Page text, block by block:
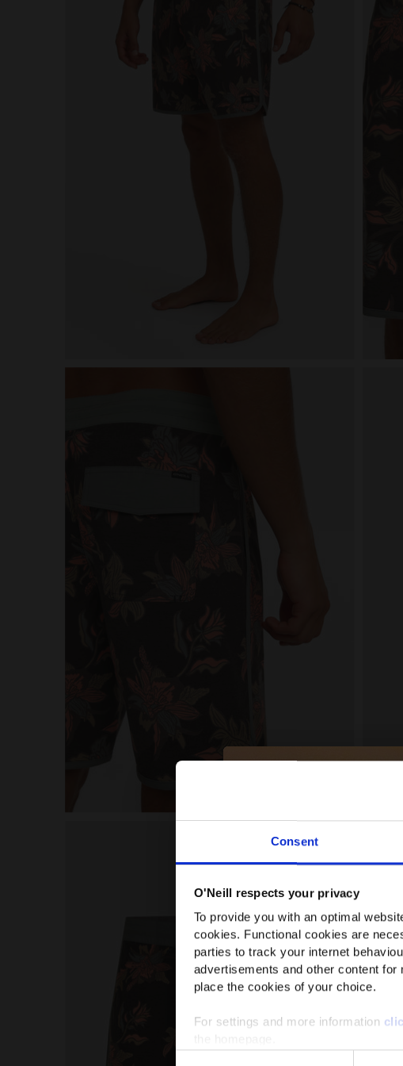
Consent
O'Neill respects your privacy
To provide you with an optimal
cookies. Functional cookies are
parties to track your internet
advertisements and other content
place the cookies of your choice.
For settings and more information